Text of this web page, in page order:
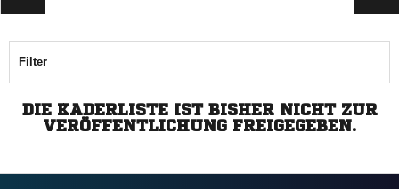
Filter
DIE KADERLISTE IST BISHER NICHT ZUR
VERÖFFENTLICHUNG FREIGEGEBEN.